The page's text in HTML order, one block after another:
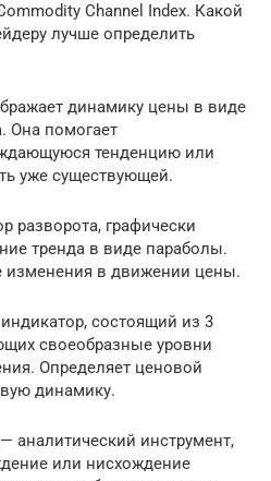
Channel Index. Какой
лучше определить
динамику цены в виде
Она помогает
тенденцию или
уже существующей.
разворота, графически
тренда в виде параболы.
изменения в движении цены.
состоящий из 3
своеобразные уровни
Определяет ценовой
динамику.
аналитический инструмент,
или нисхождение